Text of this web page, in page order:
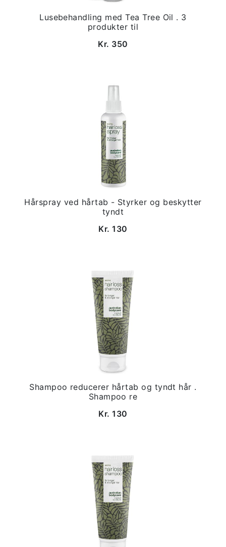
Lusebehandling med Tea Tree Oil . 3
produkter til
Kr. 350
Hårspray ved hårtab - Styrker og beskytter
tyndt
Kr. 130
Shampoo reducerer hårtab og tyndt hår .
Shampoo re
Kr. 130